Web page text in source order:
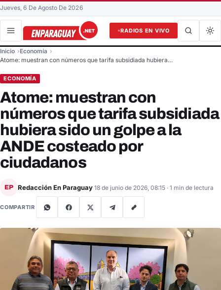
Jueves, 6 De Agosto De 2026
RADIOS EN VIVO
Buscar en el sitio
Inicio
Economía
Atome: muestran con números que tarifa subsidiada hubiera…
ECONOMÍA
Atome: muestran con
números que tarifa subsidiada
hubiera sido un golpe a la
ANDE costeado por
ciudadanos
EP Redacción En Paraguay 18 de junio de 2026, 08:15 · 1 min de lectura
COMPARTIR